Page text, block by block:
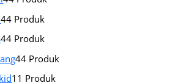
44 Produk
44 Produk
44 Produk
1 1 Produk